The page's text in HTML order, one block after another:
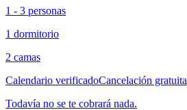
1 - 3 personas
1 dormitorio
2 camas
Calendario verificadoCancelación gratuita
Todavía no se te cobrará nada.